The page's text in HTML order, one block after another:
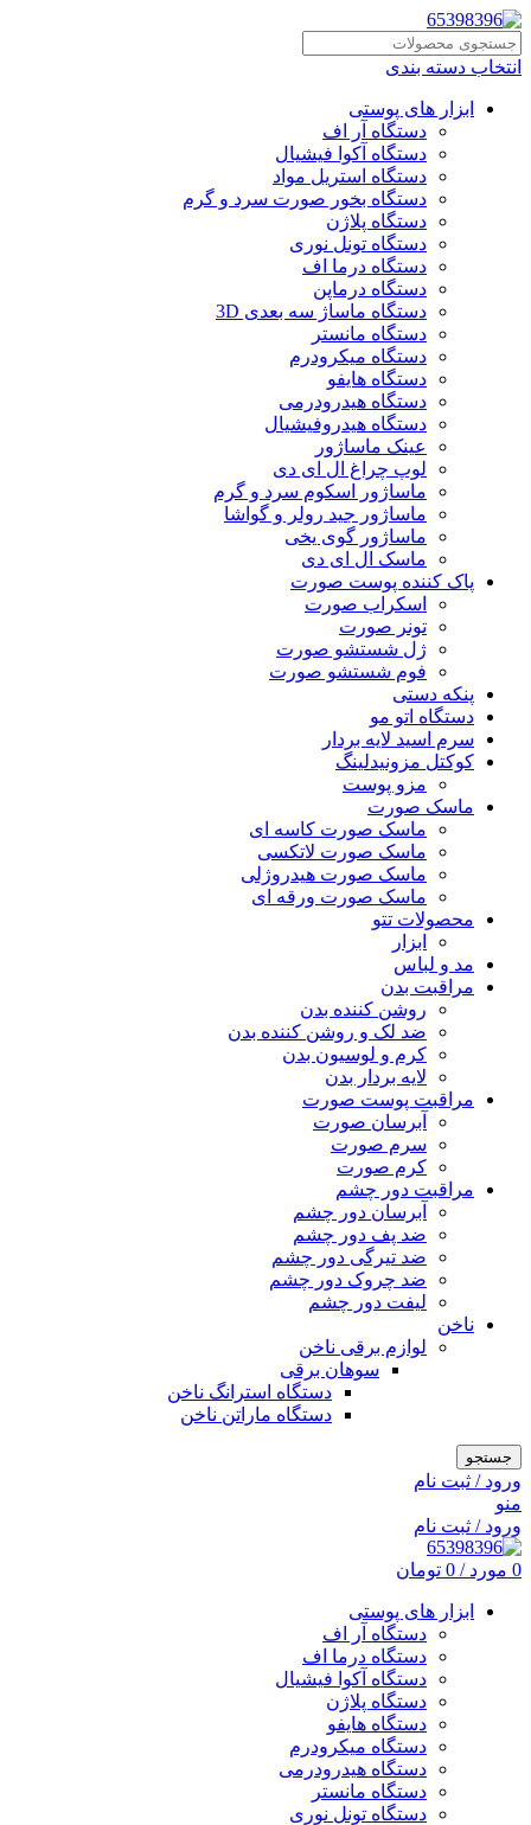
انتخاب دسته بندی
ابزار های پوستی
دستگاه آر اف
دستگاه آکوا فیشیال
دستگاه استریل مواد
دستگاه بخور صورت سرد و گرم
دستگاه پلاژن
دستگاه تونل نوری
دستگاه درما اف
دستگاه درماپن
دستگاه ماساژ سه بعدی 3D
دستگاه مانستر
دستگاه میکرودرم
دستگاه هایفو
دستگاه هیدرودرمی
دستگاه هیدروفیشیال
عینک ماساژور
لوپ چراغ ال ای دی
ماساژور اسکوم سرد و گرم
ماساژور جید رولر و گواشا
ماساژور گوی یخی
ماسک ال ای دی
پاک کننده پوست صورت
اسکراب صورت
تونر صورت
ژل شستشو صورت
فوم شستشو صورت
پنکه دستی
دستگاه اتو مو
سرم اسید لایه بردار
کوکتل مزونیدلینگ
مزو پوست
ماسک صورت
ماسک صورت کاسه ای
ماسک صورت لاتکسی
ماسک صورت هیدروژلی
ماسک صورت ورقه ای
محصولات تتو
ابزار
مد و لباس
مراقبت بدن
روشن کننده بدن
ضد لک و روشن کننده بدن
کرم و لوسیون بدن
لایه بردار بدن
مراقبت پوست صورت
آبرسان صورت
سرم صورت
کرم صورت
مراقبت دور چشم
آبرسان دور چشم
ضد پف دور چشم
ضد تیرگی دور چشم
ضد چروک دور چشم
لیفت دور چشم
ناخن
لوازم برقی ناخن
سوهان برقی
دستگاه استرانگ ناخن
دستگاه ماراتن ناخن
جستجو
ورود / ثبت نام
منو
ورود / ثبت نام
0 مورد /
0 تومان
ابزار های پوستی
دستگاه آر اف
دستگاه درما اف
دستگاه آکوا فیشیال
دستگاه پلاژن
دستگاه هایفو
دستگاه میکرودرم
دستگاه هیدرودرمی
دستگاه مانستر
دستگاه تونل نوری